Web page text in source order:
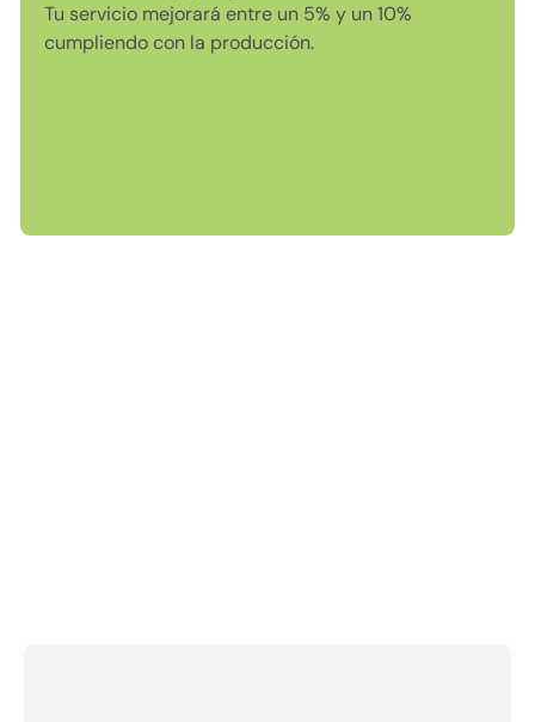
Tu servicio mejorará entre un 5% y un 10%
cumpliendo con la producción.